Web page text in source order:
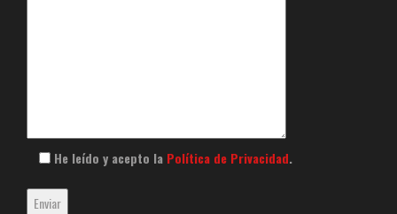
He leído y acepto la Política de Privacidad.